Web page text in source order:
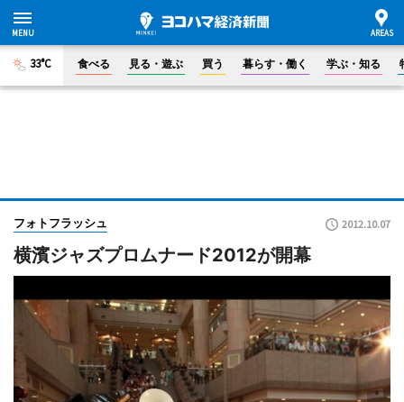
33°C 食べる 見る・遊ぶ 買う 暮らす・働く 学ぶ・知る
フォトフラッシュ 2012.10.07
横濱ジャズプロムナード2012が開幕